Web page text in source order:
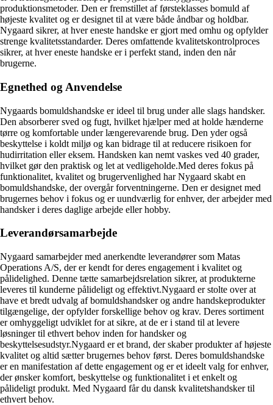
produktionsmetoder. Den er fremstillet af førsteklasses bomuld af
højeste kvalitet og er designet til at være både åndbar og holdbar.
Nygaard sikrer, at hver eneste handske er gjort med omhu og opfylder
strenge kvalitetsstandarder. Deres omfattende kvalitetskontrolproces
sikrer, at hver eneste handske er i perfekt stand, inden den når
brugerne.
Egnethed og Anvendelse
Nygaards bomuldshandske er ideel til brug under alle slags handsker.
Den absorberer sved og fugt, hvilket hjælper med at holde hænderne
tørre og komfortable under længerevarende brug. Den yder også
beskyttelse i koldt miljø og kan bidrage til at reducere risikoen for
hudirritation eller eksem. Handsken kan nemt vaskes ved 40 grader,
hvilket gør den praktisk og let at vedligeholde.Med deres fokus på
funktionalitet, kvalitet og brugervenlighed har Nygaard skabt en
bomuldshandske, der overgår forventningerne. Den er designet med
brugernes behov i fokus og er uundværlig for enhver, der arbejder med
handsker i deres daglige arbejde eller hobby.
Leverandørsamarbejde
Nygaard samarbejder med anerkendte leverandører som Matas
Operations A/S, der er kendt for deres engagement i kvalitet og
pålidelighed. Denne tætte samarbejdsrelation sikrer, at produkterne
leveres til kunderne pålideligt og effektivt.Nygaard er stolte over at
have et bredt udvalg af bomuldshandsker og andre handskeprodukter
tilgængelige, der opfylder forskellige behov og krav. Deres sortiment
er omhyggeligt udviklet for at sikre, at de er i stand til at levere
løsninger til ethvert behov inden for handsker og
beskyttelsesudstyr.Nygaard er et brand, der skaber produkter af højeste
kvalitet og altid sætter brugernes behov først. Deres bomuldshandske
er en manifestation af dette engagement og er et ideelt valg for enhver,
der ønsker komfort, beskyttelse og funktionalitet i et enkelt og
pålideligt produkt. Med Nygaard får du dansk kvalitetshandsker til
ethvert behov.